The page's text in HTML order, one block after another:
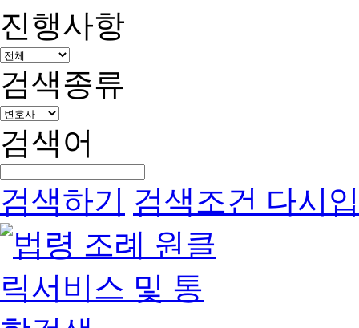
진행사항
검색종류
검색어
검색하기 검색조건 다시